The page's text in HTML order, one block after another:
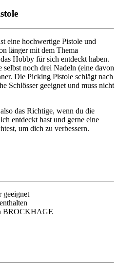
eine hochwertige Pistole und
länger mit dem Thema
Hobby für sich entdeckt haben.
selbst noch drei Nadeln (eine davon
Die Picking Pistole schlägt nach
Schlösser geeignet und muss nicht
das Richtige, wenn du die
entdeckt hast und gerne eine
um dich zu verbessern.
geeignet
BROCKHAGE